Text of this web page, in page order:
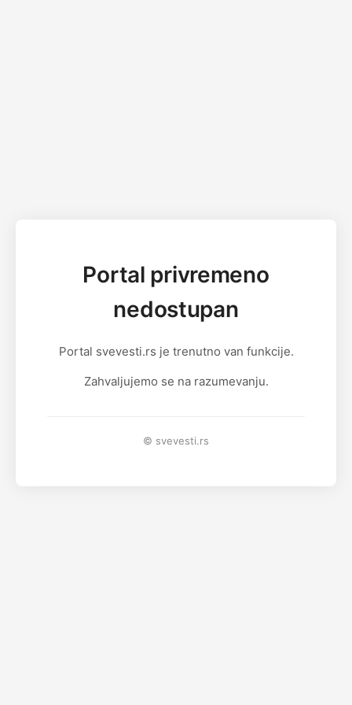
Portal privremeno
nedostupan
Portal svevesti.rs je trenutno van funkcije.
Zahvaljujemo se na razumevanju.
© svevesti.rs